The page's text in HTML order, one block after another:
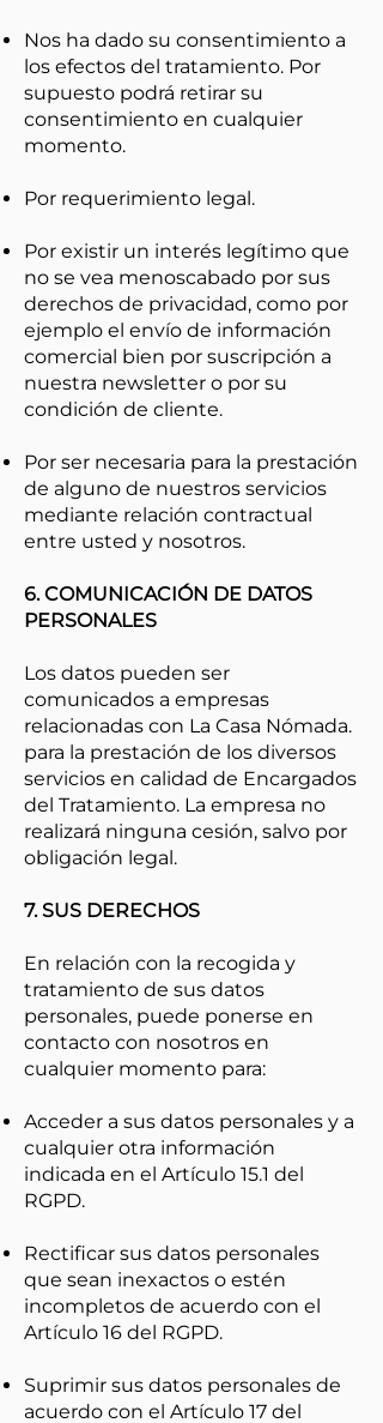
Nos ha dado su consentimiento a
los efectos del tratamiento. Por
supuesto podrá retirar su
consentimiento en cualquier
momento.
Por requerimiento legal.
Por existir un interés legítimo que
no se vea menoscabado por sus
derechos de privacidad, como por
ejemplo el envío de información
comercial bien por suscripción a
nuestra newsletter o por su
condición de cliente.
Por ser necesaria para la prestación
de alguno de nuestros servicios
mediante relación contractual
entre usted y nosotros.
6. COMUNICACIÓN DE DATOS
PERSONALES
Los datos pueden ser
comunicados a empresas
relacionadas con La Casa Nómada.
para la prestación de los diversos
servicios en calidad de Encargados
del Tratamiento. La empresa no
realizará ninguna cesión, salvo por
obligación legal.
7. SUS DERECHOS
En relación con la recogida y
tratamiento de sus datos
personales, puede ponerse en
contacto con nosotros en
cualquier momento para:
Acceder a sus datos personales y a
cualquier otra información
indicada en el Artículo 15.1 del
RGPD.
Rectificar sus datos personales
que sean inexactos o estén
incompletos de acuerdo con el
Artículo 16 del RGPD.
Suprimir sus datos personales de
acuerdo con el Artículo 17 del